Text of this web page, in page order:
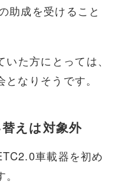
助成を受けること
た方にとっては、
なりそうです。
えは対象外
車載器を初め